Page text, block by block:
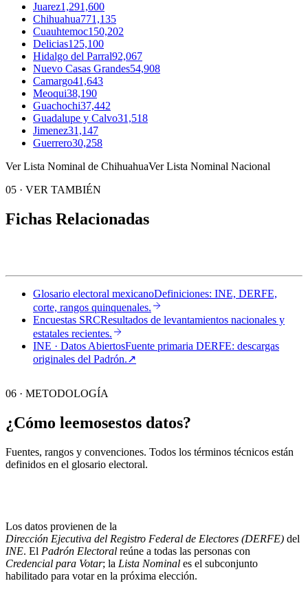
Juarez1,291,600
Chihuahua771,135
Cuauhtemoc150,202
Delicias125,100
Hidalgo del Parral92,067
Nuevo Casas Grandes54,908
Camargo41,643
Meoqui38,190
Guachochi37,442
Guadalupe y Calvo31,518
Jimenez31,147
Guerrero30,258
Ver Lista Nominal de ChihuahuaVer Lista Nominal Nacional
05 · VER TAMBIÉN
Fichas Relacionadas
Glosario electoral mexicanoDefiniciones: INE, DERFE,
corte, rangos quinquenales.
Encuestas SRCResultados de levantamientos nacionales y
estatales recientes.
INE · Datos AbiertosFuente primaria DERFE: descargas
originales del Padrón.↗︎
06 · METODOLOGÍA
¿Cómo leemosestos datos?
Fuentes, rangos y convenciones. Todos los términos técnicos están
definidos en el glosario electoral.
Los datos provienen de la
Dirección Ejecutiva del Registro Federal de Electores (DERFE) del
INE. El Padrón Electoral reúne a todas las personas con
Credencial para Votar; la Lista Nominal es el subconjunto
habilitado para votar en la próxima elección.